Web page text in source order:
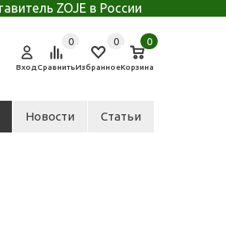
ZOJE в России
ВходСравнить
0
Избранное
0
Корзина
0
Новости Статьи